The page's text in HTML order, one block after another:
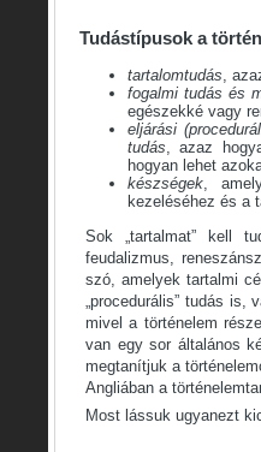
Tudástípusok a
tartalomtudás ,
fogalmi tudás és
egészekké vagy
eljárási
tudás , azaz
hogyan lehet
készségek ,
kezeléséhez és a
Sok „tartalmat” kell
feudalizmus,
szó, amelyek tartalmi
„procedurális” tudás
mivel a történelem
van egy sor általános
megtanítjuk a
Angliában a
Most lássuk ugyanezt